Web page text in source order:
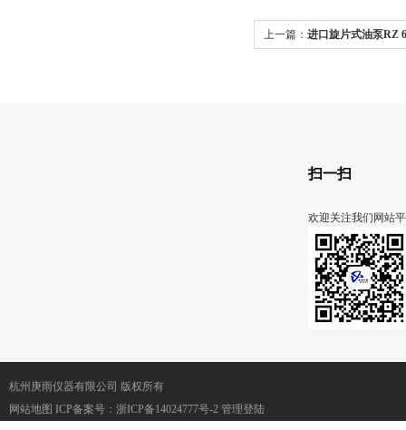
上一篇： 进口旋片式油泵RZ 6
扫一扫
欢迎关注我们网站
杭州庚雨仪器有限公司 版权所有
网站地图 ICP备案号： 浙ICP备14024777号-2 管理登陆